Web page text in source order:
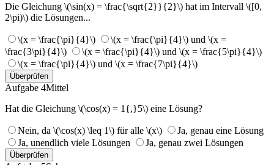
Die Gleichung \(\sin(x) = \frac{\sqrt{2}}{2}\) hat im Intervall \([0,
2\pi)\) die Lösungen...
\(x = \frac{\pi}{4}\)
\(x = \frac{\pi}{4}\) und \(x =
\frac{3\pi}{4}\)
\(x = \frac{\pi}{4}\) und \(x = \frac{5\pi}{4}\)
\(x = \frac{\pi}{4}\) und \(x = \frac{7\pi}{4}\)
Überprüfen
Aufgabe 4Mittel
Hat die Gleichung \(\cos(x) = 1{,}5\) eine Lösung?
Nein, da \(\cos(x) \leq 1\) für alle \(x\)
Ja, genau eine Lösung
Ja, unendlich viele Lösungen
Ja, genau zwei Lösungen
Überprüfen